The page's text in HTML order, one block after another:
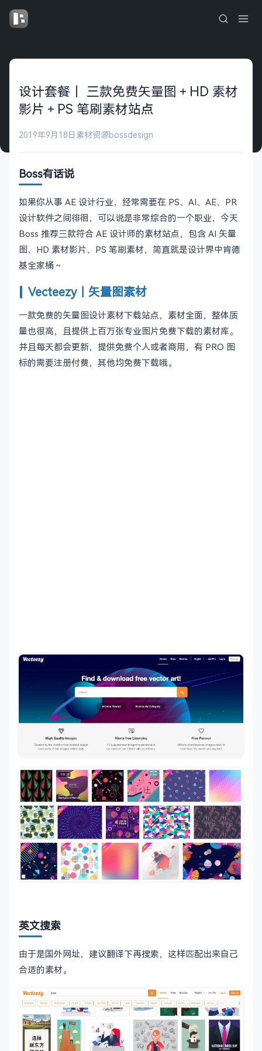
设计套餐｜ 三款免费矢量图＋HD 素材
影片＋PS 笔刷素材站点
2019年9月18日 素材资源bossdesign
Boss有话说
如果你从事 AE 设计行业，经常需要在 PS、AI、AE、PR
设计软件之间徘徊，可以说是非常综合的一个职业，今天
Boss 推荐三款符合 AE 设计师的素材站点，包含 AI 矢量
图、HD 素材影片、PS 笔刷素材，简直就是设计界中肯德
基全家桶～
Vecteezy｜矢量图素材
一款免费的矢量图设计素材下载站点，素材全面，整体质
量也很高，且提供上百万张专业图片免费下载的素材库。
并且每天都会更新，提供免费个人或者商用，有 PRO 图
标的需要注册付费，其他均免费下载哦。
英文搜索
由于是国外网址，建议翻译下再搜索，这样匹配出来自己
合适的素材。